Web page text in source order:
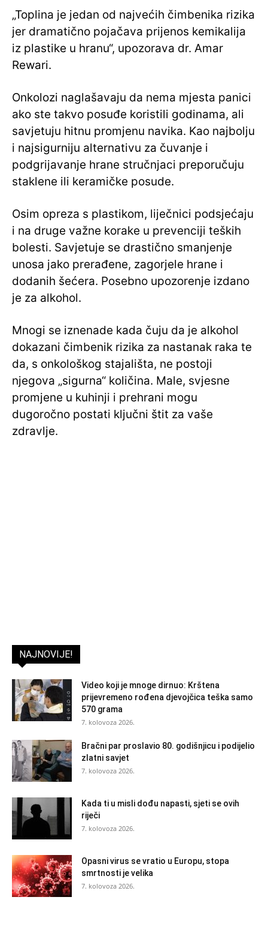
„Toplina je jedan od najvećih čimbenika rizika
jer dramatično pojačava prijenos kemikalija
iz plastike u hranu“, upozorava dr. Amar
Rewari.
Onkolozi naglašavaju da nema mjesta panici
ako ste takvo posuđe koristili godinama, ali
savjetuju hitnu promjenu navika. Kao najbolju
i najsigurniju alternativu za čuvanje i
podgrijavanje hrane stručnjaci preporučuju
staklene ili keramičke posude.
Osim opreza s plastikom, liječnici podsjećaju
i na druge važne korake u prevenciji teških
bolesti. Savjetuje se drastično smanjenje
unosa jako prerađene, zagorjele hrane i
dodanih šećera. Posebno upozorenje izdano
je za alkohol.
Mnogi se iznenade kada čuju da je alkohol
dokazani čimbenik rizika za nastanak raka te
da, s onkološkog stajališta, ne postoji
njegova „sigurna“ količina. Male, svjesne
promjene u kuhinji i prehrani mogu
dugoročno postati ključni štit za vaše
zdravlje.
NAJNOVIJE!
Video koji je mnoge dirnuo: Krštena
prijevremeno rođena djevojčica teška samo
570 grama
7. kolovoza 2026.
Bračni par proslavio 80. godišnjicu i podijelio
zlatni savjet
7. kolovoza 2026.
Kada ti u misli dođu napasti, sjeti se ovih
riječi
7. kolovoza 2026.
Opasni virus se vratio u Europu, stopa
smrtnosti je velika
7. kolovoza 2026.